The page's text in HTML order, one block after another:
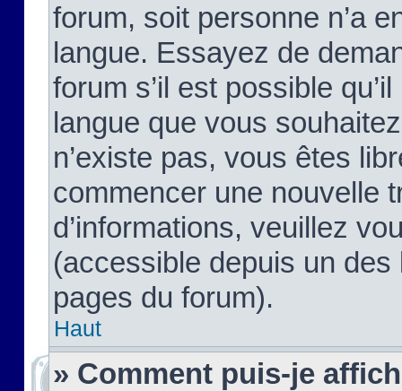
forum, soit personne n’a
langue. Essayez de
forum s’il est possible
langue que vous
n’existe pas, vous êtes
commencer une nouvelle
d’informations, veuillez
(accessible depuis un
pages du forum).
Haut
» Comment puis-je